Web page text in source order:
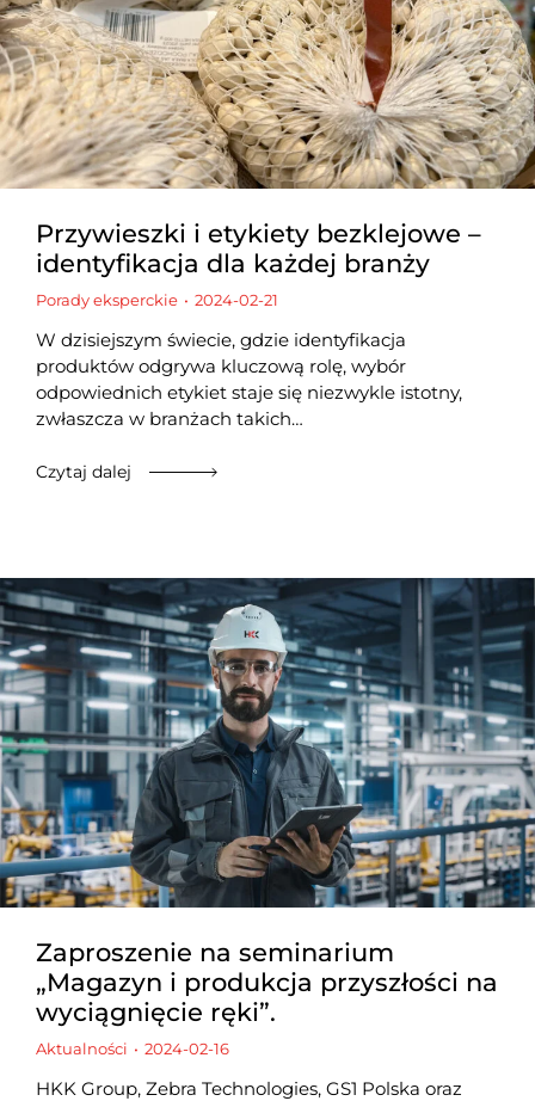
Przywieszki i etykiety bezklejowe –
identyfikacja dla każdej branży
Porady eksperckie 2024-02-21
W dzisiejszym świecie, gdzie identyfikacja
produktów odgrywa kluczową rolę, wybór
odpowiednich etykiet staje się niezwykle istotny,
zwłaszcza w branżach takich…
Czytaj dalej
Zaproszenie na seminarium
„Magazyn i produkcja przyszłości na
wyciągnięcie ręki”.
Aktualności 2024-02-16
HKK Group, Zebra Technologies, GS1 Polska oraz